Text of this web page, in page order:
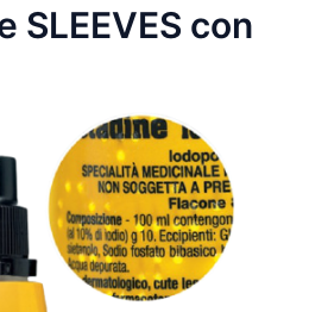
SLEEVES con